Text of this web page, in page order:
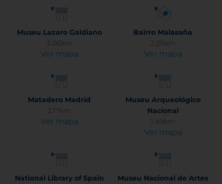
Museu Lazaro Galdiano
3.06km
Ver mapa
Bairro Malasaña
2.39km
Ver mapa
Matadero Madrid
2.17km
Ver mapa
Museu Arqueológico
Nacional
1.49km
Ver mapa
National Library of Spain
Museu Nacional de Artes